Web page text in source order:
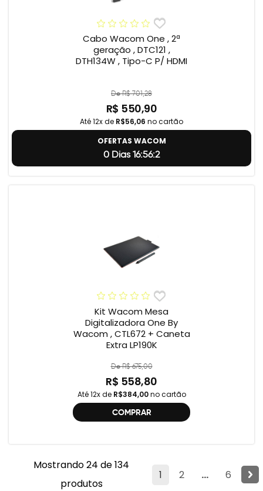
Cabo Wacom One , 2ª
geração , DTC121 ,
DTH134W , Tipo-C P/ HDMI
De R$ 701,28
R$ 550,90
Até 12x de R$56,06 no cartão
OFERTAS WACOM
0 Dias 16:56:1
Kit Wacom Mesa
Digitalizadora One By
Wacom , CTL672 + Caneta
Extra LP190K
De R$ 675,00
R$ 558,80
Até 12x de R$384,00no cartão
COMPRAR
1 2 ... 6
Mostrando 24 de 134
produtos